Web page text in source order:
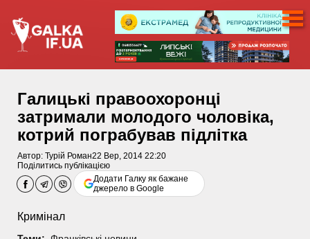
Галицькі правоохоронці
затримали молодого чоловіка,
котрий пограбував підлітка
Автор: Турій Роман22 Вер, 2014 22:20
Поділитись публікацією
Додати Галку як бажане
джерело в Google
Кримінал